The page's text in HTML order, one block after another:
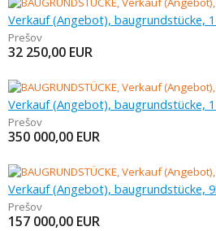
Verkauf (Angebot), baugrundstücke,
Prešov
32 250,00 EUR
Verkauf (Angebot), baugrundstücke,
Prešov
350 000,00 EUR
Verkauf (Angebot), baugrundstücke,
Prešov
157 000,00 EUR